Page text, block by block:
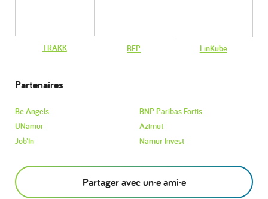
TRAKK BEP LinKube
Partenaires
Be Angels
UNamur
Job’In
BNP Paribas Fortis
Azimut
Namur Invest
Partager avec un·e ami·e